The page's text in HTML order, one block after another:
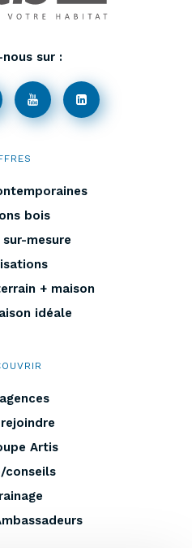
nous sur :
bois
sur-mesure
+ maison
idéale
Artis
conseils